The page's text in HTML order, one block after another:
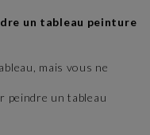
un tableau peinture
mais vous ne
peindre un tableau